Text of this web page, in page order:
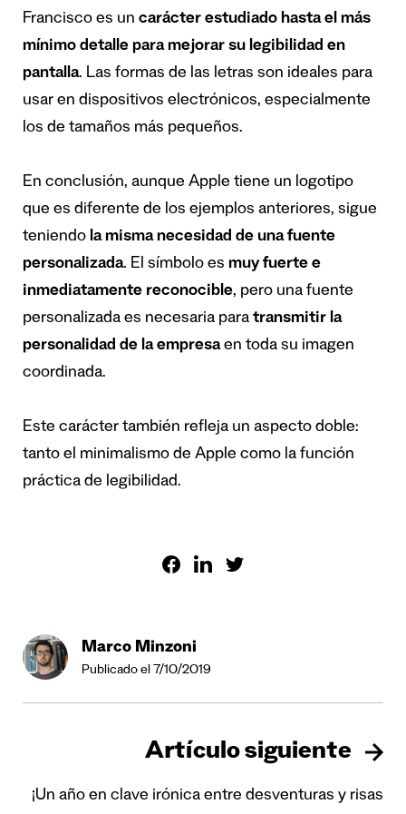
Francisco es un carácter estudiado hasta el más
mínimo detalle para mejorar su legibilidad en
pantalla. Las formas de las letras son ideales para
usar en dispositivos electrónicos, especialmente
los de tamaños más pequeños.
En conclusión, aunque Apple tiene un logotipo
que es diferente de los ejemplos anteriores, sigue
teniendo la misma necesidad de una fuente
personalizada. El símbolo es muy fuerte e
inmediatamente reconocible, pero una fuente
personalizada es necesaria para transmitir la
personalidad de la empresaen toda su imagen
coordinada.
Este carácter también refleja un aspecto doble:
tanto el minimalismo de Apple como la función
práctica de legibilidad.
Marco Minzoni
Publicado el 7/10/2019
Artículo siguiente
¡Un año en clave irónica entre desventuras y risas